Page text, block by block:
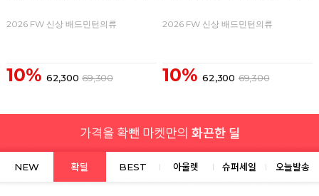
2026 FW 신상 배드민턴의류
10% 62,300 69,300
2026 FW 신상 배드민턴의류
10% 62,300 69,300
NEW 확딜 BEST 아울렛 슈퍼세일 오늘발송